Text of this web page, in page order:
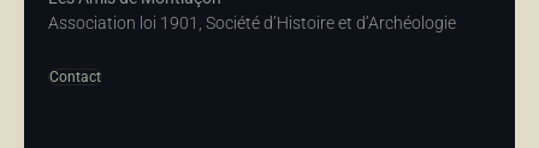
Association loi 1901, Société d’Histoire et d’Archéologie
Contact